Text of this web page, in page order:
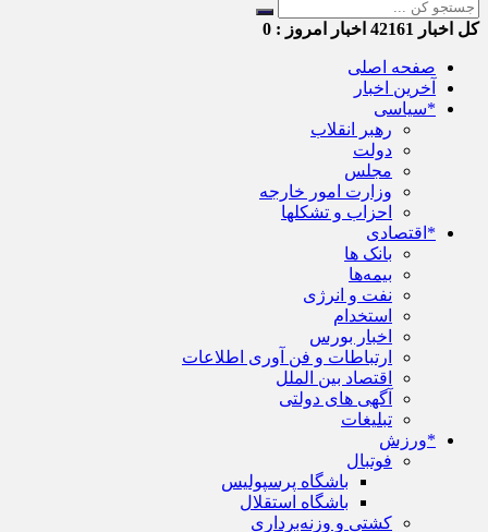
کل اخبار اخبار امروز : 0
صفحه اصلی
آخرین اخبار
*سیاسی
رهبر انقلاب
دولت
مجلس
وزارت امور خارجه
احزاب و تشکلها
*اقتصادی
بانک ها
بیمه‌ها
نفت و انرژی
استخدام
اخبار بورس
ارتباطات و فن آوری اطلاعات
اقتصاد بین الملل
آگهی های دولتی
تبلیغات
*ورزش
فوتبال
باشگاه پرسپولیس
باشگاه استقلال
کشتی و وزنه‌برداری